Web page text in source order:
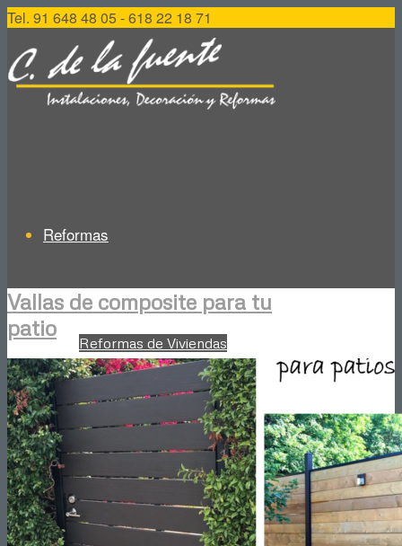
Tel. 91 648 48 05 - 618 22 18 71
Reformas
Reformas de Viviendas
Reformas de Cocinas
Vallas de composite para tu
patio